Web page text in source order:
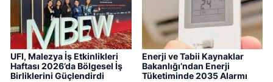
UFI, Malezya İş Etkinlikleri
Haftası 2026’da Bölgesel İş
Birliklerini Güçlendirdi
Enerji ve Tabii Kaynaklar
Bakanlığı’ndan Enerji
Tüketiminde 2035 Alarmı